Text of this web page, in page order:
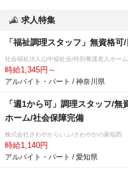
求人特集
「福祉調理スタッフ」無資格
社会福祉法人山中福祉会/特別養護老人ホー
時給1,345円～
アルバイト・パート / 神奈川県
「週1から可」調理スタッフ/
ホーム/社会保障完備
株式会社さわやからいふ/さわやかの家稲西
時給1,140円
アルバイト・パート / 愛知県